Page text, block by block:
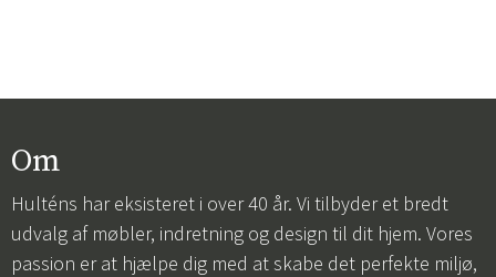
Om
Hulténs har eksisteret i over 40 år. Vi tilbyder et bredt
udvalg af møbler, indretning og design til dit hjem. Vores
passion er at hjælpe dig med at skabe det perfekte miljø,